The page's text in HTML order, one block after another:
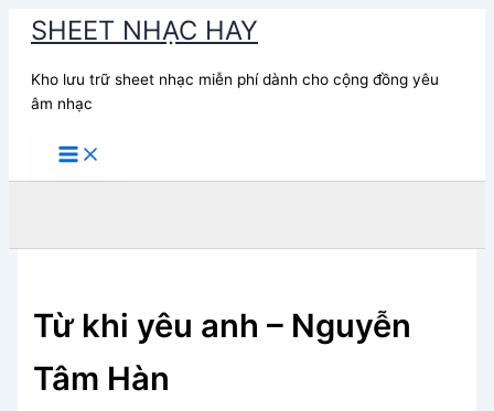
Nhảy
dung
SHEET NHẠC HAY
Kho lưu trữ sheet nhạc miễn phí dành cho cộng đồng yêu
âm nhạc
Từ khi yêu anh – Nguyễn
Tâm Hàn